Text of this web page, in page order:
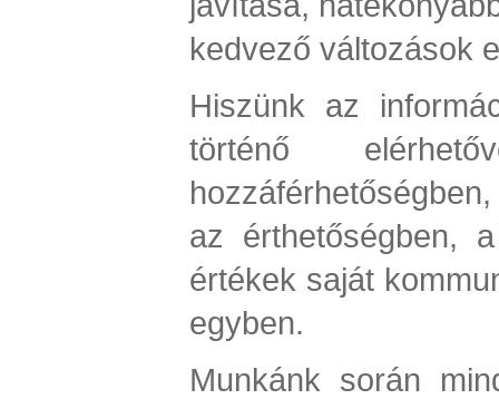
kedvező változások
Hiszünk az
történő
az érthetőségben,
értékek saját
egyben.
Munkánk során